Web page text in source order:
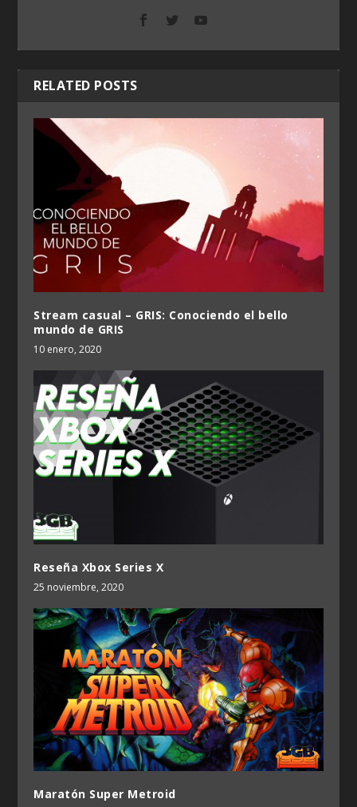
RELATED POSTS
Stream casual – GRIS: Conociendo el bello
mundo de GRIS
10 enero, 2020
Reseña Xbox Series X
25 noviembre, 2020
Maratón Super Metroid